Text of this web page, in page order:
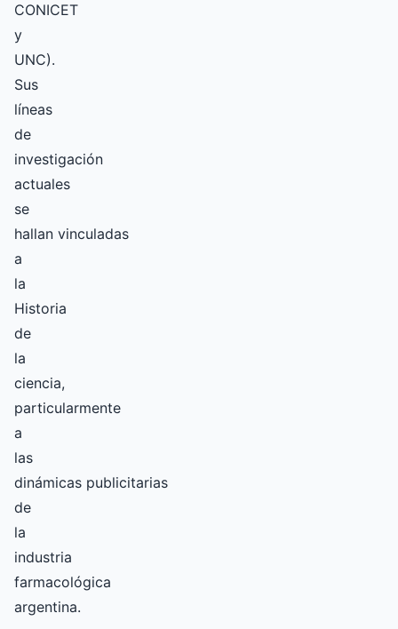
CONICET
y
UNC).
Sus
líneas
de
investigación
actuales
se
hallan vinculadas
a
la
Historia
de
la
ciencia,
particularmente
a
las
dinámicas publicitarias
de
la
industria
farmacológica
argentina.